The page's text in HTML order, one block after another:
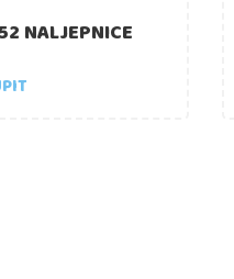
NALJEPNICE